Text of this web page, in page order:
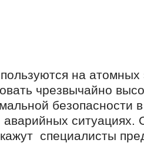
на атомных
чрезвычайно
безопасности
аварийных ситуациях.
специалисты